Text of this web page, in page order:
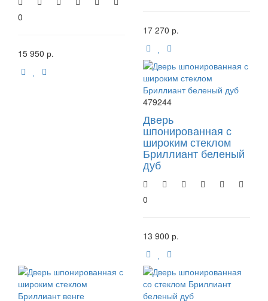
0
15 950 р.
17 270 р.
479244
Дверь
шпонированная с
широким стеклом
Бриллиант беленый
дуб
0
13 900 р.